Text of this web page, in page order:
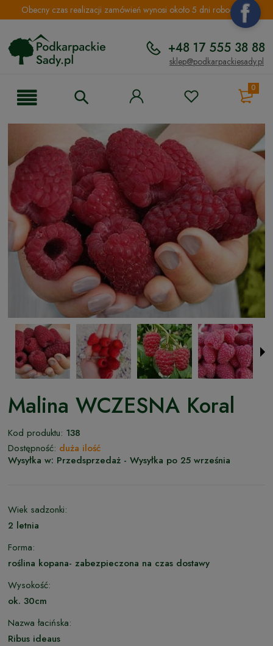
Obecny czas realizacji zamówień wynosi około 5 dni roboczych.
+48 17 555 38 88
sklep@podkarpackiesady.pl
0
Malina WCZESNA Koral
Kod produktu: 138
Dostępność: duża ilość
Wysyłka w: Przedsprzedaż - Wysyłka po 25 września
Wiek sadzonki:
2 letnia
Forma:
roślina kopana- zabezpieczona na czas dostawy
Wysokość:
ok. 30cm
Nazwa łacińska:
Ribus ideaus